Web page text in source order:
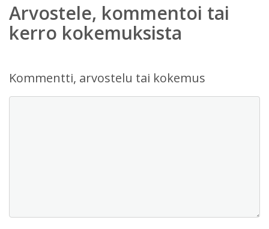
Arvostele, kommentoi tai
kerro kokemuksista
Kommentti, arvostelu tai kokemus